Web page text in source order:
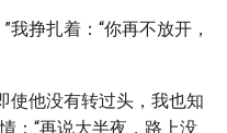
挣扎着：“你再不放开，
使他没有转过头，我也知
：“再说大半夜，路上没